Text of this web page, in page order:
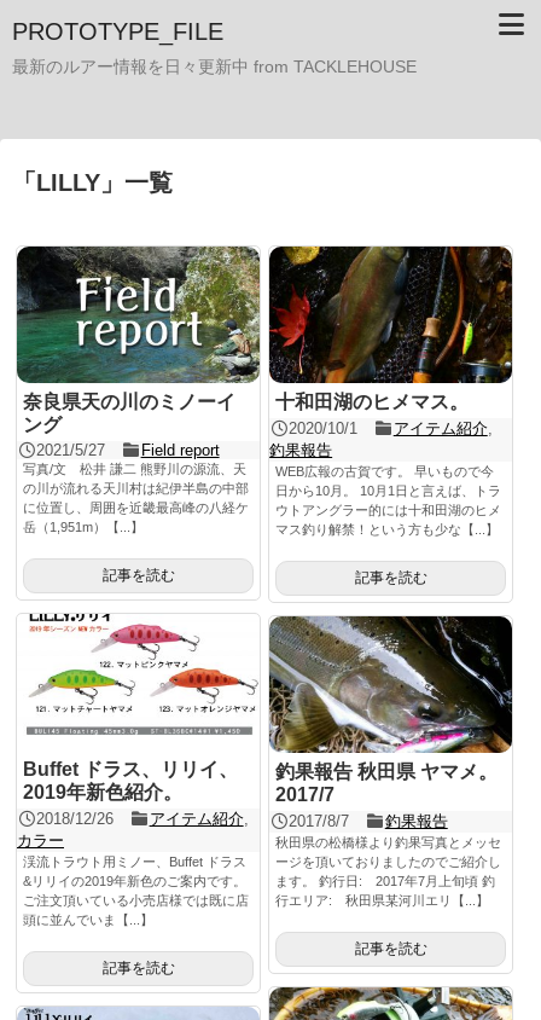
PROTOTYPE_FILE
最新のルアー情報を日々更新中 from TACKLEHOUSE
「 LILLY 」 一覧
奈良県天の川のミノーイ
ング
2021/5/27 Field report
写真/文 松井 謙二 熊野川の源流、天
の川が流れる天川村は紀伊半島の中部
に位置し、周囲を近畿最高峰の八経ケ
岳（1,951m）【...】
記事を読む
十和田湖のヒメマス。
2020/10/1 アイテム紹介,
釣果報告
WEB広報の古賀です。 早いもので今
日から10月。 10月1日と言えば、トラ
ウトアングラー的には十和田湖のヒメ
マス釣り解禁！という方も少な【...】
記事を読む
Buffet ドラス、リリイ、
2019年新色紹介。
2018/12/26 アイテム紹介,
カラー
渓流トラウト用ミノー、Buffet ドラス
&リリイの2019年新色のご案内です。
ご注文頂いている小売店様では既に店
頭に並んでいま【...】
記事を読む
釣果報告 秋田県 ヤマメ。
2017/7
2017/8/7 釣果報告
秋田県の松橋様より釣果写真とメッセ
ージを頂いておりましたのでご紹介し
ます。 釣行日: 2017年7月上旬頃 釣
行エリア: 秋田県某河川エリ【...】
記事を読む